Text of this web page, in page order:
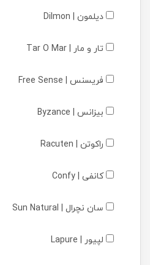
دیلمون | Dilmon
تار و مار | Tar O Mar
فریسنس | Free Sense
بیزانس | Byzance
راکوتن | Racuten
کانفی | Confy
سان نچرال | Sun Natural
لپیور | Lapure